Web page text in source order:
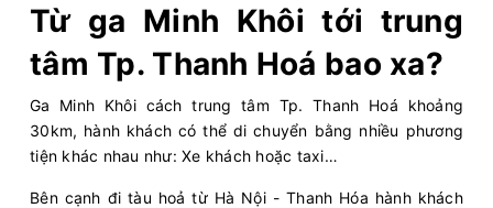
Từ ga Minh Khôi tới trung
tâm Tp. Thanh Hoá bao xa?
Ga Minh Khôi cách trung tâm Tp. Thanh Hoá khoảng
30km, hành khách có thể di chuyển bằng nhiều phương
tiện khác nhau như: Xe khách hoặc taxi…
Bên cạnh đi tàu hoả từ Hà Nội - Thanh Hóa hành khách